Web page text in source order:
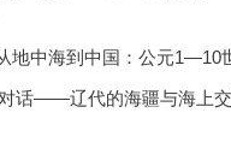
地中海到中国：公元1—10
话——辽代的海疆与海上